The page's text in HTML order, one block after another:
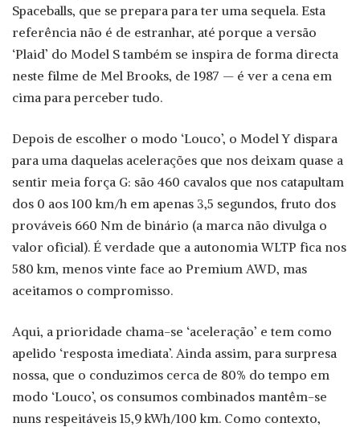
Spaceballs, que se prepara para ter uma sequela. Esta
referência não é de estranhar, até porque a versão
‘Plaid’ do Model S também se inspira de forma directa
neste filme de Mel Brooks, de 1987 — é ver a cena em
cima para perceber tudo.
Depois de escolher o modo ‘Louco’, o Model Y dispara
para uma daquelas acelerações que nos deixam quase a
sentir meia força G: são 460 cavalos que nos catapultam
dos 0 aos 100 km/h em apenas 3,5 segundos, fruto dos
prováveis 660 Nm de binário (a marca não divulga o
valor oficial). É verdade que a autonomia WLTP fica nos
580 km, menos vinte face ao Premium AWD, mas
aceitamos o compromisso.
Aqui, a prioridade chama-se ‘aceleração’ e tem como
apelido ‘resposta imediata’. Ainda assim, para surpresa
nossa, que o conduzimos cerca de 80% do tempo em
modo ‘Louco’, os consumos combinados mantêm-se
nuns respeitáveis 15,9 kWh/100 km. Como contexto,